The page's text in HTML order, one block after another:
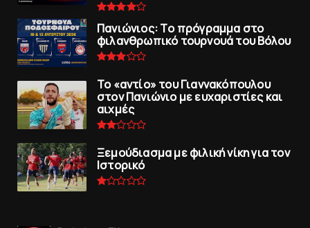
Πανιώνιoς: Tο πρόγραμμα στο
φιλανθρωπικό τουρνουά του Bόλου
To «αντίο» του Γιαννακόπουλου
στον Πανιώνιο με ευχαριστίες και
αιχμές
Ξεμούδιασμα με φιλική νίκη για τoν
Iστορικό